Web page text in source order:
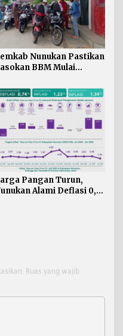
Nunukan Pastikan
BBM Mulai
Pangan Turun,
Alami Deflasi 0,74
Ruas yang wajib